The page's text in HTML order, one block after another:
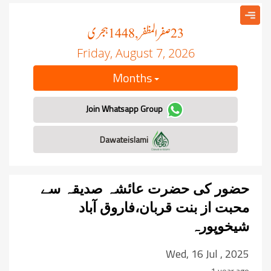
23صفر المظفر, 1448 ہجری
Friday, August 7, 2026
Months
Join Whatsapp Group
حضور کی حضرت عائشہ صدیقہ سے
محبت از بنت قربان،فاروق آباد
شیخوپورہ
Wed, 16 Jul , 2025